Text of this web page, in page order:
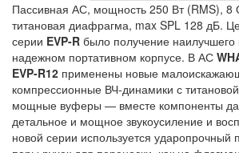
Пассивная АС, мощность 250 Вт (RMS), 8
титановая диафрагма, max SPL 128 дБ.
серии EVP-R было получение наилучшего
надежном портативном корпусе. В АС
EVP-R12 применены новые
компрессионные ВЧ-динамики с
мощные вуферы — вместе компоненты
детальное и мощное звукоусиление и
новой серии используется ударопрочный